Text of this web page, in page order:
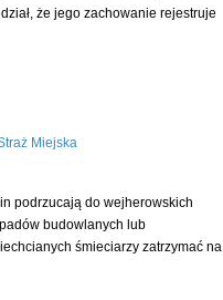
że jego zachowanie rejestruje
Miejska
podrzucają do wejherowskich
budowlanych lub
śmieciarzy zatrzymać na